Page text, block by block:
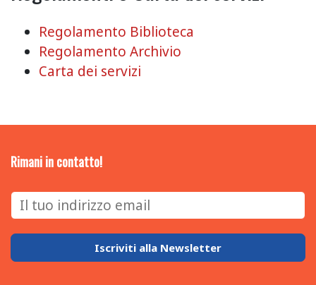
Regolamento Biblioteca
Regolamento Archivio
Carta dei servizi
Rimani in contatto!